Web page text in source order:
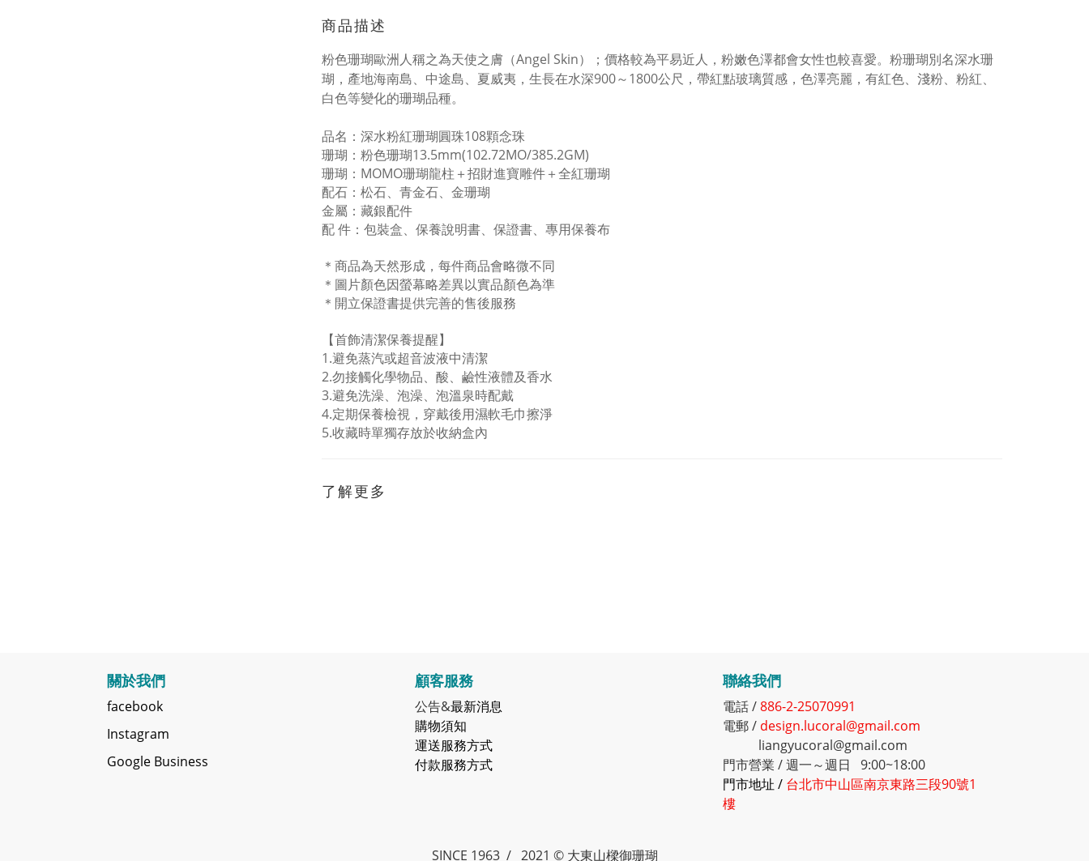
商品描述
粉色珊瑚歐洲人稱之為天使之膚（Angel Skin）；價格較為平易近人，粉嫩色澤都會女性也較喜愛。粉珊瑚別名深水珊
瑚，產地海南島、中途島、夏威夷，生長在水深900～1800公尺，帶紅點玻璃質感，色澤亮麗，有紅色、淺粉、粉紅、
白色等變化的珊瑚品種。
品名： 深水粉紅珊瑚圓珠108顆念珠
珊瑚：粉色珊瑚13.5mm(102.72MO/385.2GM)
珊瑚：MOMO珊瑚龍柱＋招財進寶雕件＋全紅珊瑚
配石：松石、青金石、金珊瑚
金屬：藏銀配件
配件：包裝盒、保養說明書、保證書、專用保養布
＊商品為天然形成，每件商品會略微不同
＊圖片顏色因螢幕略差異以實品顏色為準
＊開立保證書提供完善的售後服務
【首飾清潔保養提醒】
1.避免蒸汽或超音波液中清潔
2.勿接觸化學物品、酸、鹼性液體及香水
3.避免洗澡、泡澡、泡溫泉時配戴
4.定期保養檢視，穿戴後用濕軟毛巾擦淨
5.收藏時單獨存放於收納盒內
了解更多
關於我們
facebook
Instagram
Google Business
顧客服務
公告&最新消息
購物須知
運送服務方式
付款服務方式
聯絡我們
電話 /886-2-25070991
電郵 / design.lucoral@gmail.com
liangyucoral@gmail.com
門市營業 / 週一～週日 9:00~18:00
門市地址 / 台北市中山區南京東路三段90號1
樓
SINCE 1963 / 2021 © 大東山樑御珊瑚